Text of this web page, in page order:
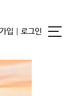
입 로그인